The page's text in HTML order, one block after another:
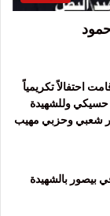
احتفالاً تكريمياً
حسيكي وللشهيدة
شعبي وحزبي مهيب
بيصور بالشهيدة